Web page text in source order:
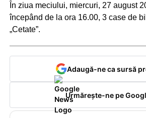
În ziua meciului, miercuri, 27 august
începând de la ora 16.00, 3 case de
„Cetate”.
Adaugă-ne ca sursă
Urmărește-ne pe